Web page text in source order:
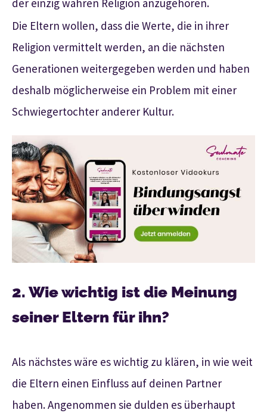
der einzig wahren Religion anzugehören.
Die Eltern wollen, dass die Werte, die in ihrer
Religion vermittelt werden, an die nächsten
Generationen weitergegeben werden und haben
deshalb möglicherweise ein Problem mit einer
Schwiegertochter anderer Kultur.
2. Wie wichtig ist die Meinung
seiner Eltern für ihn?
Als nächstes wäre es wichtig zu klären, in wie weit
die Eltern einen Einfluss auf deinen Partner
haben. Angenommen sie dulden es überhaupt